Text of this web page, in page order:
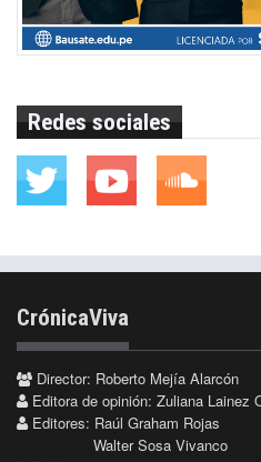
Redes sociales
CrónicaViva
Director: Roberto Mejía Alarcón
Editora de opinión: Zuliana Lainez
Editores: Raúl Graham Rojas
Walter Sosa Vivanco